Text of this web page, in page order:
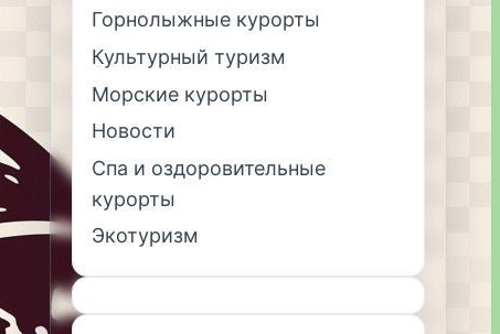
Горнолыжные курорты
Культурный туризм
Морские курорты
Новости
Спа и оздоровительные
курорты
Экотуризм